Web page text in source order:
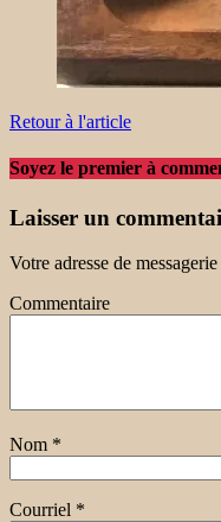
Retour à l'article
Soyez le premier à
Laisser un
Votre adresse de
Commentaire
Nom *
Courriel *